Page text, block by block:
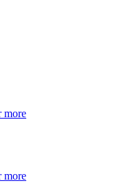
more
more